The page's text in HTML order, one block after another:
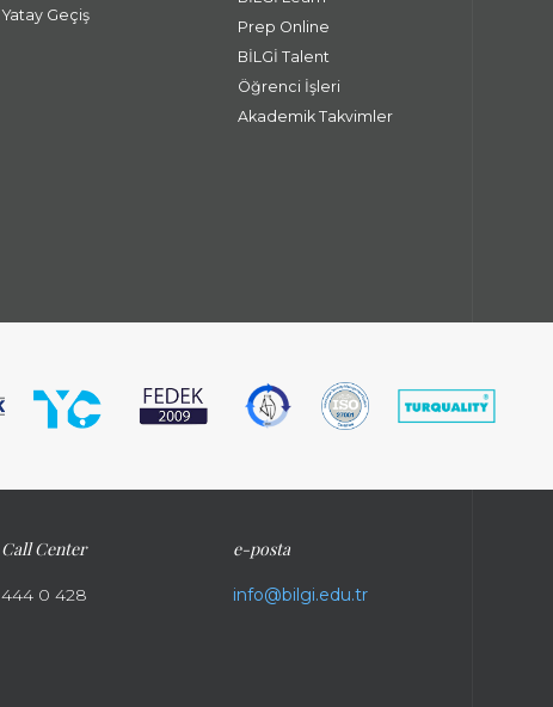
Yatay Geçiş
Prep Online
BİLGİ Talent
Öğrenci İşleri
Akademik Takvimler
Call Center
444 0 428
e-posta
info@bilgi.edu.tr